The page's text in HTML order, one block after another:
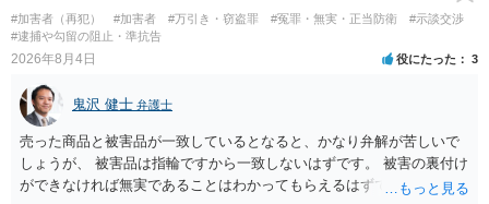
#加害者（再犯） #加害者 #万引き・窃盗罪 #冤罪・無実・正当防衛
#示談交渉
#逮捕や勾留の阻止・準抗告
2026年8月4日 役にたった 3
鬼沢 健士 弁護士
売った商品と被害品が一致しているとなると、かなり弁解が苦しいで
しょうが、 被害品は指輪ですから一致しないはずです。 被害の裏付け
ができなければ無実であることはわかってもらえるはずです。